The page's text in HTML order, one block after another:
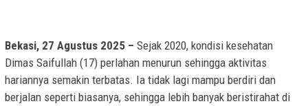
Bekasi, 27 Agustus 2025 – Sejak 2020, kondisi kesehatan
Dimas Saifullah (17) perlahan menurun sehingga aktivitas
hariannya semakin terbatas. Ia tidak lagi mampu berdiri dan
berjalan seperti biasanya, sehingga lebih banyak beristirahat di